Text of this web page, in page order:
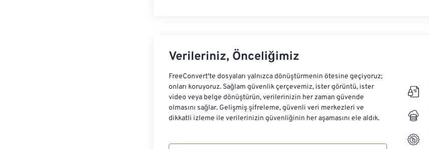
Verileriniz, Önceliğimiz
FreeConvert'te dosyaları yalnızca dönüştürmenin ötesine geçiyoruz;
onları koruyoruz. Sağlam güvenlik çerçevemiz, ister görüntü, ister
video veya belge dönüştürün, verilerinizin her zaman güvende
olmasını sağlar. Gelişmiş şifreleme, güvenli veri merkezleri ve
dikkatli izleme ile verilerinizin güvenliğinin her aşamasını ele aldık.